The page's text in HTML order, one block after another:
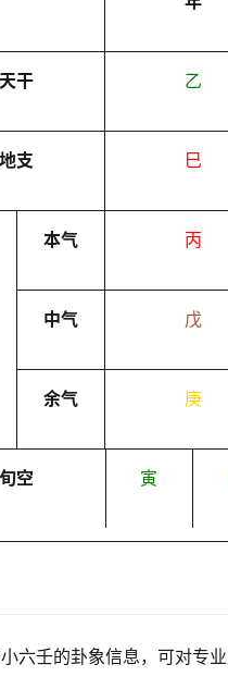
天干 乙
地支 巳
本气 丙
中气 戊
余气 庚
旬空 寅
六壬的卦象信息，可对专